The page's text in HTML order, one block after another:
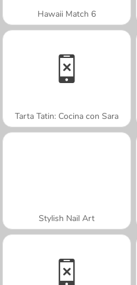
Hawaii Match 6
Tarta Tatin: Cocina con Sara
Stylish Nail Art